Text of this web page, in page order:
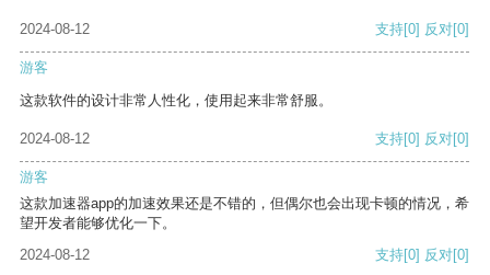
2024-08-12 支持[0] 反对[0]
游客
这款软件的设计非常人性化，使用起来非常舒服。
2024-08-12 支持[0] 反对[0]
游客
这款加速器app的加速效果还是不错的，但偶尔也会出现卡顿的情况，希
望开发者能够优化一下。
2024-08-12
支持[0] 反对[0]